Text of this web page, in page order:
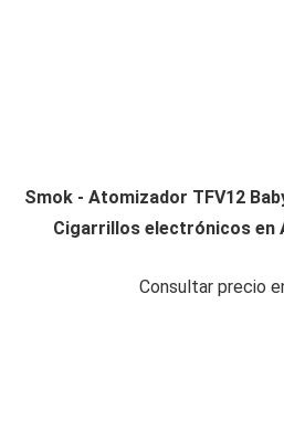
Smok - Atomizador TFV12
Cigarrillos electrónicos en
Consultar precio